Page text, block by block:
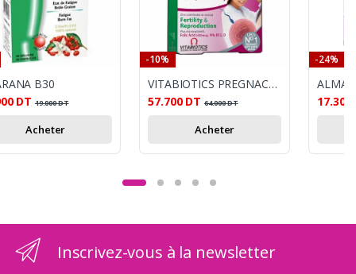
B30
DT 19.000DT
Acheter
-10%
VITABIOTICS PREGNACARE CONCEPTION BT 30 PACK 1+2
57.700 DT 64.000DT
Acheter
-24%
17.300
Inscrivez-vous à la newsletter